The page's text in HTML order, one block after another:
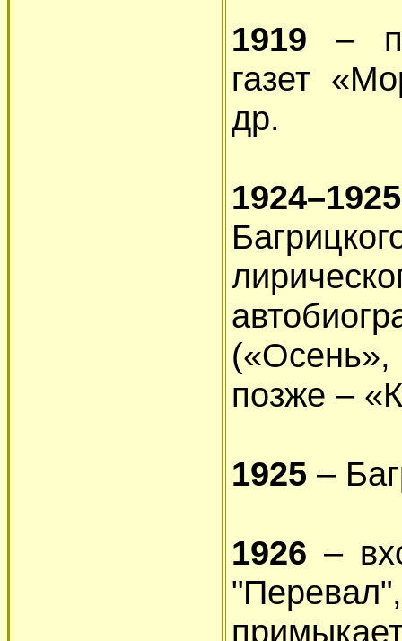
1919 –
газет
др.
1924–1925
позже –
1925 –
1926 –